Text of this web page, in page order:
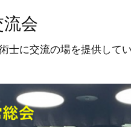
会
士に交流の場を提供して